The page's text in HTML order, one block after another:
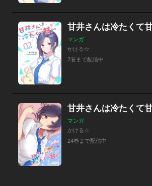
甘井さんは冷たくて
マンガ
かける☆
2巻まで配信中
甘井さんは冷たくて
マンガ
かける☆
24巻まで配信中